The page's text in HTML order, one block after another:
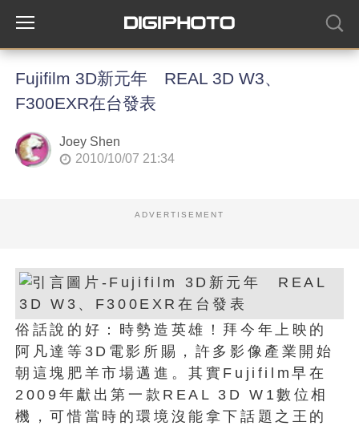
Fujifilm 3D新元年 REAL 3D W3、
F300EXR在台發表
Joey Shen
2010/10/07 21:34
ADVERTISEMENT
俗話說的好：時勢造英雄！拜今年上映的
阿凡達等3D電影所賜，許多影像產業開始
朝這塊肥羊市場邁進。其實Fujifilm早在
2009年獻出第一款REAL 3D W1數位相
機，可惜當時的環境沒能拿下話題之王的